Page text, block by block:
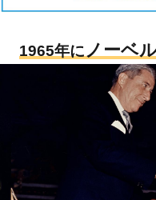
1965年に ノーベ